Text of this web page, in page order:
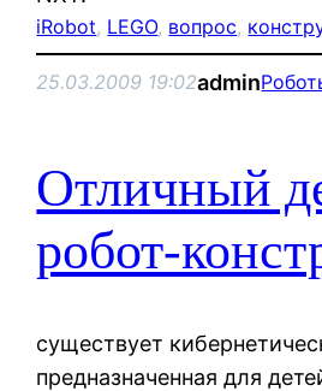
iRobot, LEGO, вопрос,
25.03.2009 19:02admin
Отличный
робот-
существует
предназначенная для